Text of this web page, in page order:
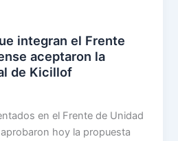
integran el Frente
aceptaron la
de Kicillof
en el Frente de Unidad
hoy la propuesta